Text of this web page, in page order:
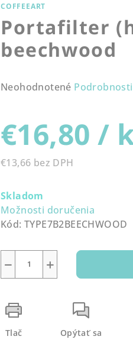
COFFEEART
Portafilter
beechwood
Priemerné
je
0,0
z
Neohodnotené
€16,80 /
€13,66 bez DPH
cena:
Skladom
Možnosti doručenia
Kód: TYPE7B2BEECHWOOD
+
−
Tlač Opýtať sa